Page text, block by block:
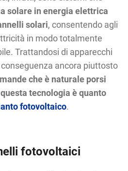
solare in energia elettrica
solari, consentendo agli
in modo totalmente
Trattandosi di apparecchi
ancora piuttosto
che è naturale porsi
tecnologia è quanto
fotovoltaico.
fotovoltaici